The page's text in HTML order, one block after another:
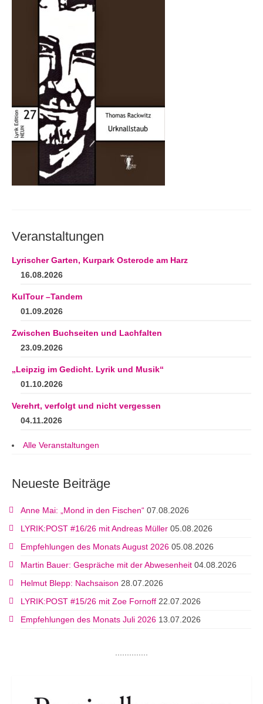
Ausschreibungen
Leipziger Lyrikbibliothek
Lyrikschaufenster im Literaturhaus Leipzig
Mitglied werden
Veranstaltungen
Lyrischer Garten, Kurpark Osterode am Harz
16.08.2026
KulTour –Tandem
01.09.2026
Zwischen Buchseiten und Lachfalten
23.09.2026
„Leipzig im Gedicht. Lyrik und Musik“
01.10.2026
Verehrt, verfolgt und nicht vergessen
04.11.2026
Alle Veranstaltungen
Neueste Beiträge
Anne Mai: „Mond in den Fischen“ 07.08.2026
LYRIK:POST #16/26 mit Andreas Müller 05.08.2026
Empfehlungen des Monats August 2026 05.08.2026
Martin Bauer: Gespräche mit der Abwesenheit 04.08.2026
Helmut Blepp: Nachsaison 28.07.2026
LYRIK:POST #15/26 mit Zoe Fornoff 22.07.2026
Empfehlungen des Monats Juli 2026 13.07.2026